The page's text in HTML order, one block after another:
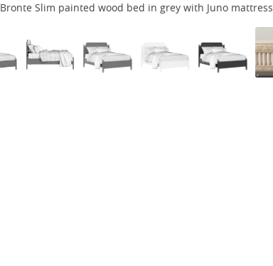
Bronte Slim painted wood bed in grey with Juno mattress